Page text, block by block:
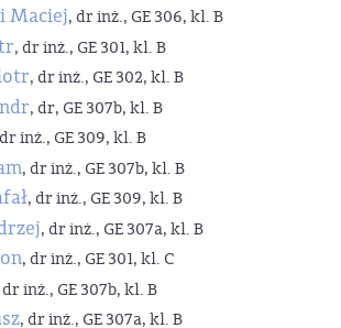
Maciej, dr inż., GE 306, kl. B
, dr inż., GE 301, kl. B
, dr inż., GE 302, kl. B
, dr, GE 307b, kl. B
inż., GE 309, kl. B
, dr inż., GE 307b, kl. B
, dr inż., GE 309, kl. B
, dr inż., GE 307a, kl. B
, dr inż., GE 301, kl. C
dr inż., GE 307b, kl. B
, dr inż., GE 307a, kl. B